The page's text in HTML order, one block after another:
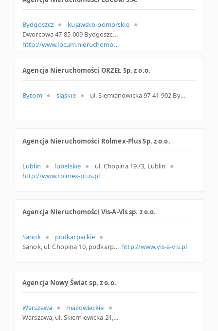
Bydgoszcz
kujawsko-pomorskie
Dworcowa 47 85-009 Bydgoszcz Polska
http://www.locum.nieruchomosci.pl
Agencja Nieruchomości ORZEŁ Sp. z o.o.
Bytom śląskie ul. Siemianowicka 97 41-902 Bytom Polska
Agencja Nieruchomości Rolmex-Plus Sp. z o.o.
Lublin lubelskie
ul. Chopina 19 /3, Lublin
http://www.rolmex-plus.pl
Agencja Nieruchomości Vis-A-Vis sp. z o.o.
Sanok
podkarpackie
Sanok, ul. Chopina 10, podkarpackie http://www.vis-a-vis.pl
Agencja Nowy Świat sp. z o.o.
Warszawa
mazowieckie
Warszawa, ul. Skierniewicka 21, mazowieckie